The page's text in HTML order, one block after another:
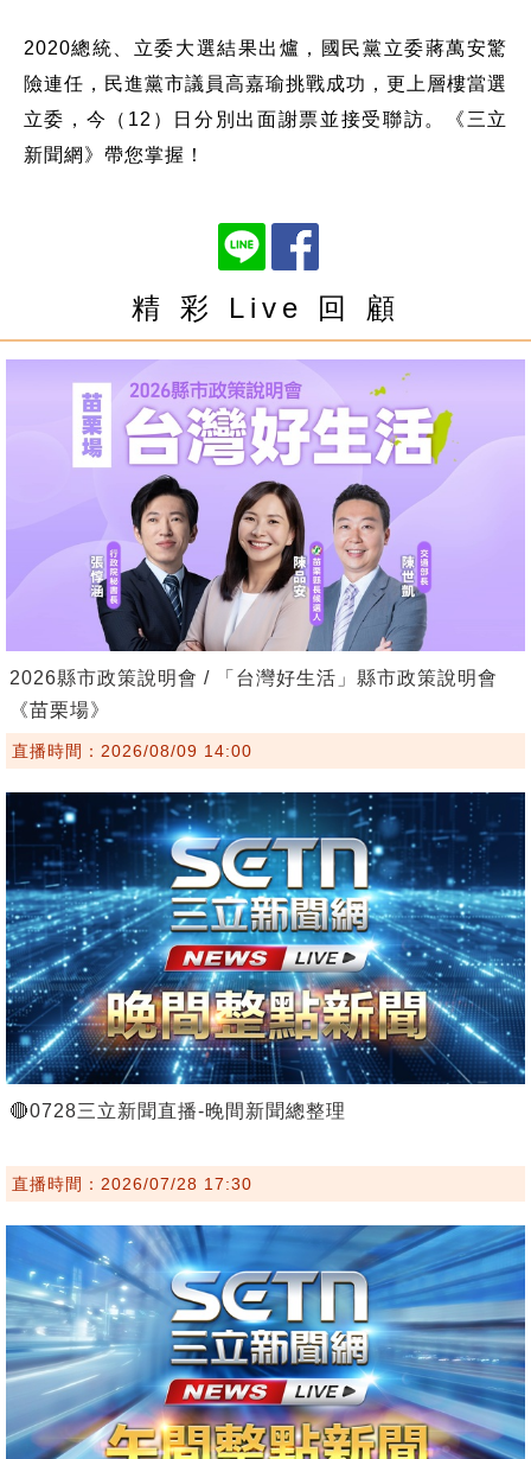
2020總統、立委大選結果出爐，國民黨立委蔣萬安驚
險連任，民進黨市議員高嘉瑜挑戰成功，更上層樓當選
立委，今（12）日分別出面謝票並接受聯訪。《三立
新聞網》帶您掌握！
精 彩 Live 回 顧
2026縣市政策說明會 / 「台灣好生活」縣市政策說明會
《苗栗場》
直播時間：2026/08/09 14:00
🔴0728三立新聞直播-晚間新聞總整理
直播時間：2026/07/28 17:30